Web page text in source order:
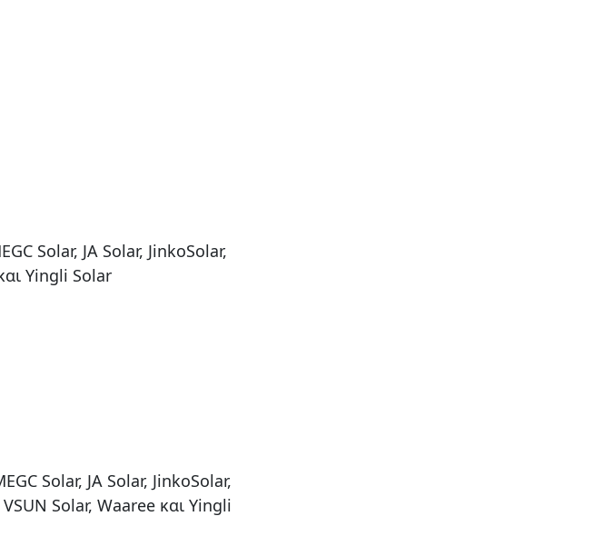
Solar, JA Solar, JinkoSolar,
Yingli Solar
Solar, JA Solar, JinkoSolar,
Solar, Waaree και Yingli